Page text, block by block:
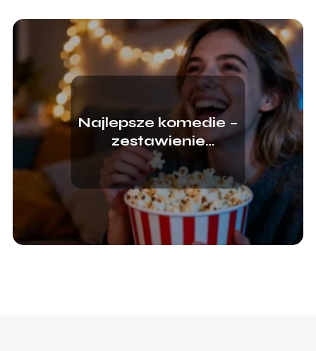
Najlepsze komedie –
zestawienie
najciekawszych
tytułów